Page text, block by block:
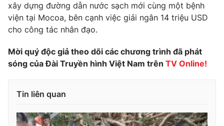
Tư vấn
Chuyên mục khác
xây dựng đường dẫn nước sạch mới cùng một bệnh
viện tại Mocoa, bên cạnh việc giải ngân 14 triệu USD
cho công tác nhân đạo.
Mời quý độc giả theo dõi các chương trình đã phát
sóng của Đài Truyền hình Việt Nam trên TV Online!
Tin liên quan